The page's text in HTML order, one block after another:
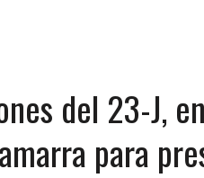
del 23-J,
para